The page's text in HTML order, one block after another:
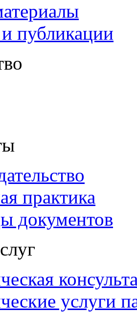
публикации
практика
документов
услуги